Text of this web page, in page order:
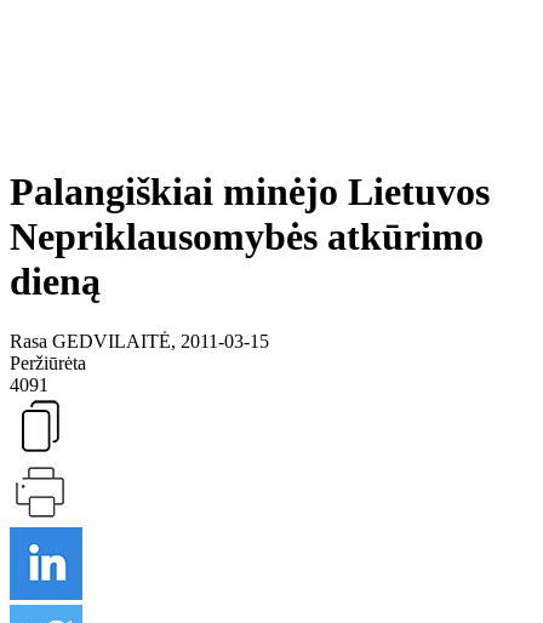
Palangiškiai minėjo Lietuvos
Nepriklausomybės atkūrimo
dieną
Rasa GEDVILAITĖ, 2011-03-15
Peržiūrėta
4091